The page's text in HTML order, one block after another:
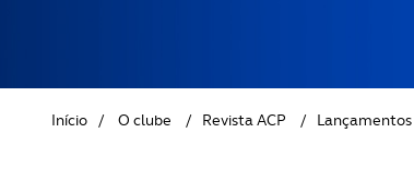
GOLFE
Início / O clube / Revista ACP / Lançamentos